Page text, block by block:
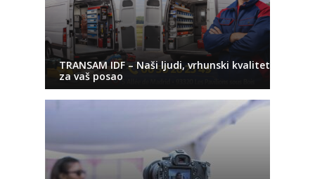
TRANSAM IDF – Naši ljudi, vrhunski kvalitet
za vaš posao